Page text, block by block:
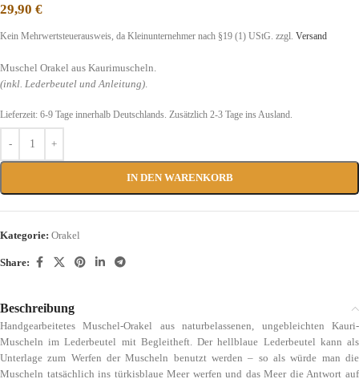
29,90 €
Kein Mehrwertsteuerausweis, da Kleinunternehmer nach §19 (1) UStG. zzgl. Versand
Muschel Orakel aus Kaurimuscheln.
(inkl. Lederbeutel und Anleitung)
Lieferzeit: 6-9 Tage innerhalb Deutschlands. Zusätzlich 2-3 Tage ins Ausland.
IN DEN WARENKORB
Kategorie: Orakel
Share:
Beschreibung
Handgearbeitetes Muschel-Orakel aus naturbelassenen, ungebleichten Kauri-
Muscheln im Lederbeutel mit Begleitheft. Der hellblaue Lederbeutel kann als
Unterlage zum Werfen der Muscheln benutzt werden – so als würde man die
Muscheln tatsächlich ins türkisblaue Meer werfen und das Meer die Antwort auf